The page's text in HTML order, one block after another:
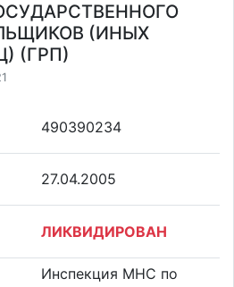
(ИНЫХ
(ГРП)
490390234
27.04.2005
ЛИКВИДИРОВАН
Инспекция МНС по